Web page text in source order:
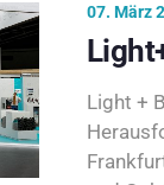
07. März
Light +